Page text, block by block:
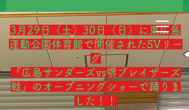
3月29日（土）30日（日）に東広島
運動公園体育館で開催されたSVリー
グ
『広島サンダーズvs堺ブレイザーズ
戦』のオープニングショーで踊りま
した！！